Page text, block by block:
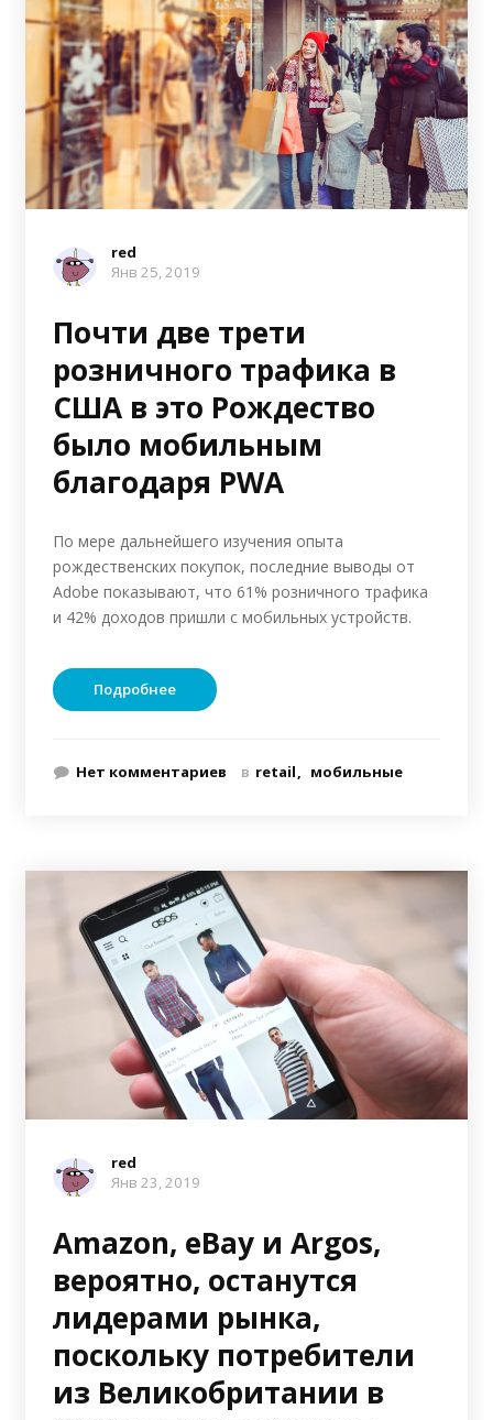
red
Янв 25, 2019
Почти две трети
розничного трафика в
США в это Рождество
было мобильным
благодаря PWA
По мере дальнейшего изучения опыта
рождественских покупок, последние выводы от
Adobe показывают, что 61% розничного трафика
и 42% доходов пришли с мобильных устройств.
Подробнее
Нет комментариев в retail мобильные
red
Янв 23, 2019
Amazon, eBay и Argos,
вероятно, останутся
лидерами рынка,
поскольку потребители
из Великобритании в